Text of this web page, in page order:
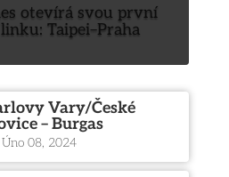
otevírá svou první
Taipei–Praha
Vary/České
– Burgas
Úno 08, 2024